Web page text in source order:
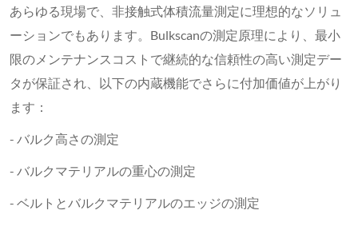
あらゆる現場で、非接触式体積流量測定に理想的なソリュ
ーションでもあります。Bulkscanの測定原理により、最小
限のメンテナンスコストで継続的な信頼性の高い測定デー
タが保証され、以下の内蔵機能でさらに付加価値が上がり
ます：
- バルク高さの測定
- バルクマテリアルの重心の測定
- ベルトとバルクマテリアルのエッジの測定